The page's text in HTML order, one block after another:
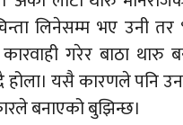
लिनेसम्म भए उनी
कारवाही गरेर बाठा
होला। यसै कारणले
बनाएको बुझिन्छ।